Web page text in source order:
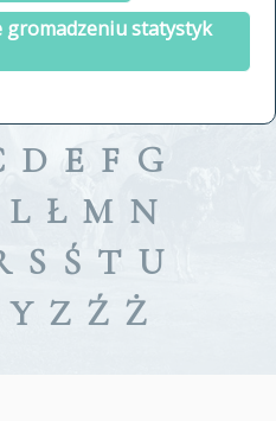
gromadzeniu statystyk
a tergo
D E F G
L Ł M N
S Ś T U
Y Z Ź Ż